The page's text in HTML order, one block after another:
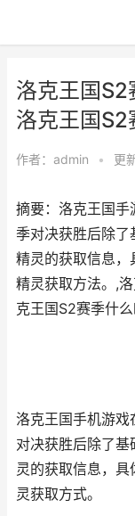
洛克王国
洛克王国S2
作者： admin • 更
摘要：洛克王国
季对决获胜后除
精灵的获取信息
精灵获取方法。,
克王国S2赛季什
洛克王国手机游
对决获胜后除了
灵的获取信息，
灵获取方式。